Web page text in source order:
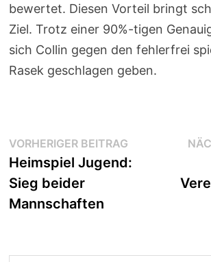
bewertet. Diesen Vorteil bringt
Ziel. Trotz einer 90%-tigen
sich Collin gegen den fehlerfrei
Rasek geschlagen geben.
Beitragsnavigation
VORHERIGER BEITRAGVorheriger
Beitrag:
Heimspiel Jugend:
Sieg beider
Mannschaften